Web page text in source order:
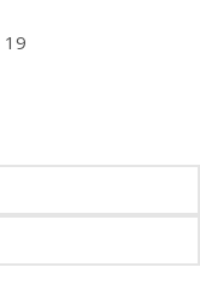
19